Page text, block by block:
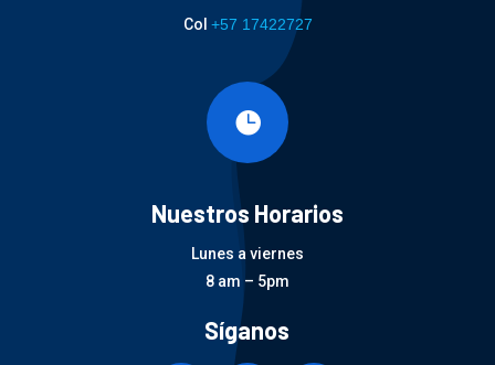
Col +57 17422727

Nuestros Horarios
Lunes a viernes
8 am – 5pm
Síganos